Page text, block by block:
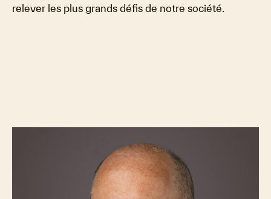
relever les plus grands défis de notre société.